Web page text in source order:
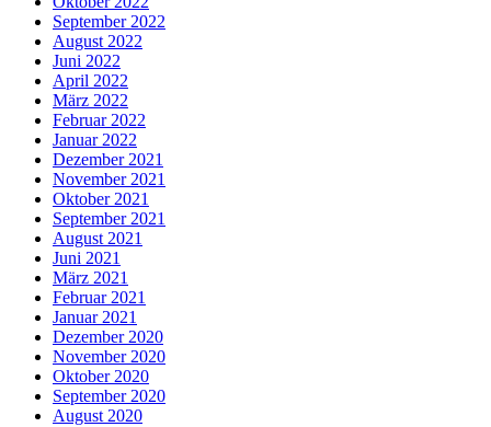
September 2022
August 2022
Juni 2022
April 2022
März 2022
Februar 2022
Januar 2022
Dezember 2021
November 2021
Oktober 2021
September 2021
August 2021
Juni 2021
März 2021
Februar 2021
Januar 2021
Dezember 2020
November 2020
Oktober 2020
September 2020
August 2020